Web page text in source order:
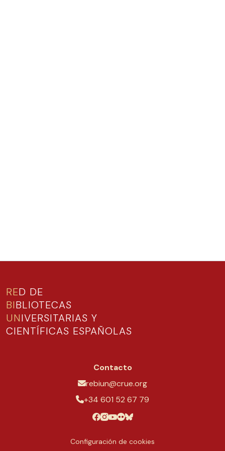
RED DE
BIBLIOTECAS
UNIVERSITARIAS Y
CIENTÍFICAS ESPAÑOLAS
Contacto
rebiun@crue.org
+34 601 52 67 79
Configuración de cookies